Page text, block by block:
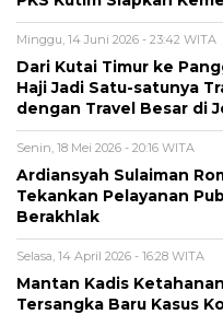
Minggu, 14 Juni 2026 - 23:42 WITA
Dari Kutai Timur ke
Haji Jadi Satu-satunya
dengan Travel Besar di
Senin, 18 Mei 2026 - 20:16 WITA
Ardiansyah Sulaiman
Tekankan Pelayanan
Berakhlak
Selasa, 14 April 2026 - 16:28 WITA
Mantan Kadis
Tersangka Baru Kasus